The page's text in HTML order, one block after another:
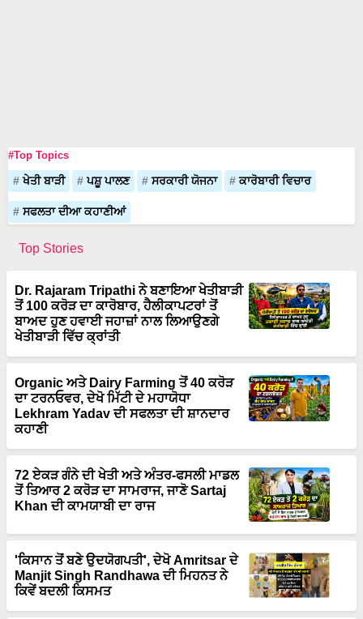
#Top Topics
ਖੇਤੀ ਬਾੜੀ ਪਸ਼ੂ ਪਾਲਣ ਸਰਕਾਰੀ ਯੋਜਨਾ ਕਾਰੋਬਾਰੀ ਵਿਚਾਰ
ਸਫਲਤਾ ਦੀਆ ਕਹਾਣੀਆਂ
Top Stories
Dr. Rajaram Tripathi ਨੇ ਬਣਾਇਆ ਖੇਤੀਬਾੜੀ
ਤੋਂ 100 ਕਰੋੜ ਦਾ ਕਾਰੋਬਾਰ, ਹੈਲੀਕਾਪਟਰਾਂ ਤੋਂ
ਬਾਅਦ ਹੁਣ ਹਵਾਈ ਜਹਾਜ਼ਾਂ ਨਾਲ ਲਿਆਉਣਗੇ
ਖੇਤੀਬਾੜੀ ਵਿੱਚ ਕ੍ਰਾਂਤੀ
Organic ਅਤੇ Dairy Farming ਤੋਂ 40 ਕਰੋੜ
ਦਾ ਟਰਨਓਵਰ, ਦੇਖੋ ਮਿੱਟੀ ਦੇ ਮਹਾਯੋਧਾ
Lekhram Yadav ਦੀ ਸਫਲਤਾ ਦੀ ਸ਼ਾਨਦਾਰ
ਕਹਾਣੀ
72 ਏਕੜ ਗੰਨੇ ਦੀ ਖੇਤੀ ਅਤੇ ਅੰਤਰ-ਫਸਲੀ ਮਾਡਲ
ਤੋਂ ਤਿਆਰ 2 ਕਰੋੜ ਦਾ ਸਾਮਰਾਜ, ਜਾਣੋ Sartaj
Khan ਦੀ ਕਾਮਯਾਬੀ ਦਾ ਰਾਜ
'ਕਿਸਾਨ ਤੋਂ ਬਣੇ ਉਦਯੋਗਪਤੀ', ਦੇਖੋ Amritsar ਦੇ
Manjit Singh Randhawa ਦੀ ਮਿਹਨਤ ਨੇ
ਕਿਵੇਂ ਬਦਲੀ ਕਿਸਮਤ